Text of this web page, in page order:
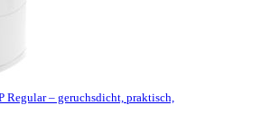
Regular – geruchsdicht, praktisch,